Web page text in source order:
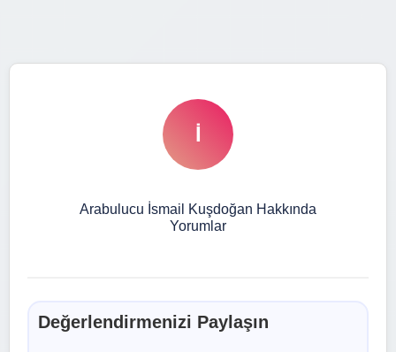
İ
Arabulucu İsmail Kuşdoğan Hakkında
Yorumlar
Değerlendirmenizi Paylaşın